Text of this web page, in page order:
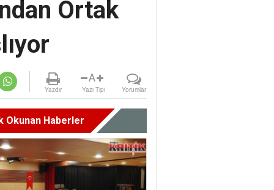
Ortak
Yazdır
A
Yazı Tipi Yorumlar
Okunan Haberler